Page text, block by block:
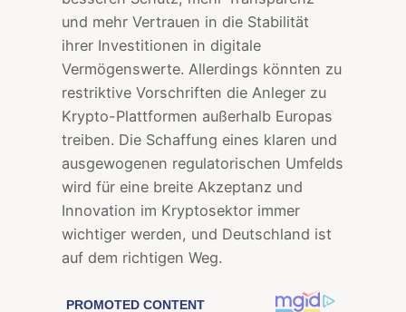
und mehr Vertrauen in die Stabilität
ihrer Investitionen in digitale
Vermögenswerte. Allerdings könnten zu
restriktive Vorschriften die Anleger zu
Krypto-Plattformen außerhalb Europas
treiben. Die Schaffung eines klaren und
ausgewogenen regulatorischen Umfelds
wird für eine breite Akzeptanz und
Innovation im Kryptosektor immer
wichtiger werden, und Deutschland ist
auf dem richtigen Weg.